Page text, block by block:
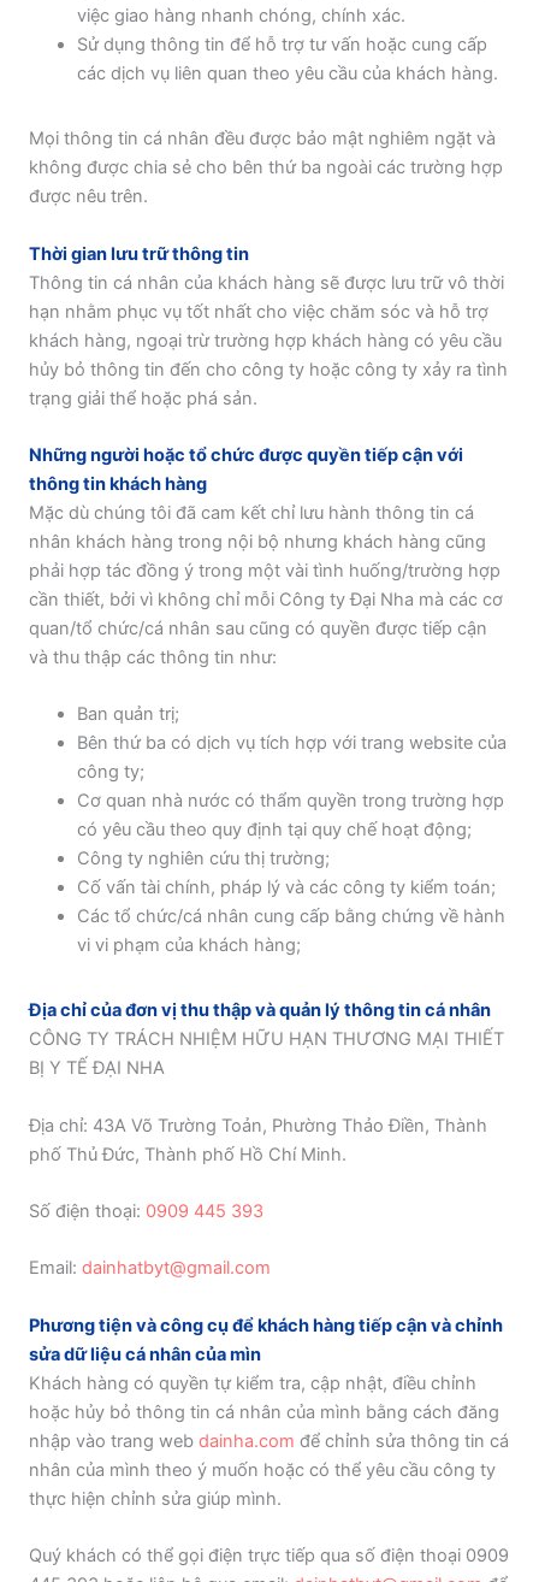
việc giao hàng nhanh chóng, chính xác.
Sử dụng thông tin để hỗ trợ tư vấn hoặc cung cấp
các dịch vụ liên quan theo yêu cầu của khách hàng.
Mọi thông tin cá nhân đều được bảo mật nghiêm ngặt và
không được chia sẻ cho bên thứ ba ngoài các trường hợp
được nêu trên.
Thời gian lưu trữ thông tin
Thông tin cá nhân của khách hàng sẽ được lưu trữ vô thời
hạn nhằm phục vụ tốt nhất cho việc chăm sóc và hỗ trợ
khách hàng, ngoại trừ trường hợp khách hàng có yêu cầu
hủy bỏ thông tin đến cho công ty hoặc công ty xảy ra tình
trạng giải thể hoặc phá sản.
Những người hoặc tổ chức được quyền tiếp cận với
thông tin khách hàng
Mặc dù chúng tôi đã cam kết chỉ lưu hành thông tin cá
nhân khách hàng trong nội bộ nhưng khách hàng cũng
phải hợp tác đồng ý trong một vài tình huống/trường hợp
cần thiết, bởi vì không chỉ mỗi Công ty Đại Nha mà các cơ
quan/tổ chức/cá nhân sau cũng có quyền được tiếp cận
và thu thập các thông tin như:
Ban quản trị;
Bên thứ ba có dịch vụ tích hợp với trang website của
công ty;
Cơ quan nhà nước có thẩm quyền trong trường hợp
có yêu cầu theo quy định tại quy chế hoạt động;
Công ty nghiên cứu thị trường;
Cố vấn tài chính, pháp lý và các công ty kiểm toán;
Các tổ chức/cá nhân cung cấp bằng chứng về hành
vi vi phạm của khách hàng;
Địa chỉ của đơn vị thu thập và quản lý thông tin cá nhân
CÔNG TY TRÁCH NHIỆM HỮU HẠN THƯƠNG MẠI THIẾT
BỊ Y TẾ ĐẠI NHA
Địa chỉ: 43A Võ Trường Toản, Phường Thảo Điền, Thành
phố Thủ Đức, Thành phố Hồ Chí Minh.
Số điện thoại: 0909 445 393
Email: dainhatbyt@gmail.com
Phương tiện và công cụ để khách hàng tiếp cận và chỉnh
sửa dữ liệu cá nhân của mìn
Khách hàng có quyền tự kiểm tra, cập nhật, điều chỉnh
hoặc hủy bỏ thông tin cá nhân của mình bằng cách đăng
nhập vào trang web dainha.com để chỉnh sửa thông tin cá
nhân của mình theo ý muốn hoặc có thể yêu cầu công ty
thực hiện chỉnh sửa giúp mình.
Quý khách có thể gọi điện trực tiếp qua số điện thoại 0909